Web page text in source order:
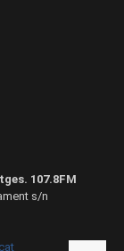
107.8FM
s/n